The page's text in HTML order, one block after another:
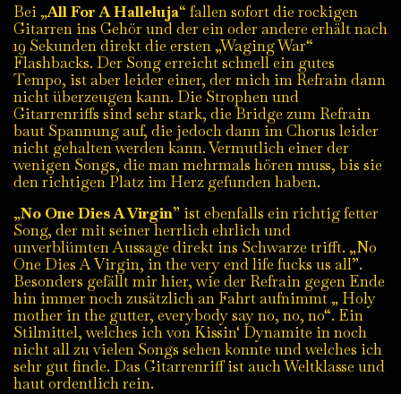
Bei „All For A Halleluja“ fallen sofort die rockigen
Gitarren ins Gehör und der ein oder andere erhält nach
19 Sekunden direkt die ersten „Waging War“
Flashbacks. Der Song erreicht schnell ein gutes
Tempo, ist aber leider einer, der mich im Refrain dann
nicht überzeugen kann. Die Strophen und
Gitarrenriffs sind sehr stark, die Bridge zum Refrain
baut Spannung auf, die jedoch dann im Chorus leider
nicht gehalten werden kann. Vermutlich einer der
wenigen Songs, die man mehrmals hören muss, bis sie
den richtigen Platz im Herz gefunden haben.
„No One Dies A Virgin” ist ebenfalls ein richtig fetter
Song, der mit seiner herrlich ehrlich und
unverblümten Aussage direkt ins Schwarze trifft. „No
One Dies A Virgin, in the very end life fucks us all”.
Besonders gefällt mir hier, wie der Refrain gegen Ende
hin immer noch zusätzlich an Fahrt aufnimmt „ Holy
mother in the gutter, everybody say no, no, no“. Ein
Stilmittel, welches ich von Kissin‘ Dynamite in noch
nicht all zu vielen Songs sehen konnte und welches ich
sehr gut finde. Das Gitarrenriff ist auch Weltklasse und
haut ordentlich rein.